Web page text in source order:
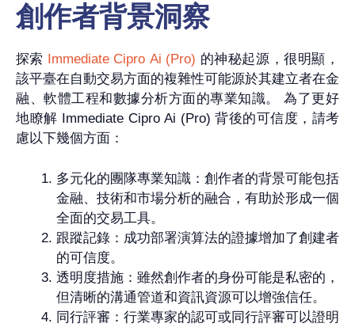
創作者背景洞察
探索 Immediate Cipro Ai (Pro) 的神秘起源，很明顯，
該平臺在自動交易方面的複雜性可能源於其建立者在金
融、軟體工程和數據分析方面的專業知識。 為了更好
地瞭解 Immediate Cipro Ai (Pro) 背後的可信度，請考
慮以下幾個方面：
多元化的團隊專業知識：創作者的背景可能包括
金融、技術和市場分析的融合，有助於形成一個
全面的交易工具。
跟蹤記錄：成功部署演算法的證據增加了創建者
的可信度。
透明度措施：雖然創作者的身份可能是私密的，
但清晰的溝通管道和資訊資源可以增強信任。
同行評審：行業專家的認可或同行評審可以證明